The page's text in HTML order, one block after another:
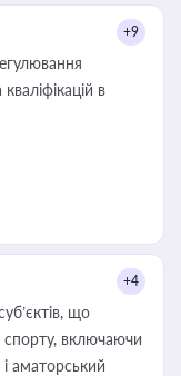
+9
в
+4
що
спорту, включаючи
аматорський